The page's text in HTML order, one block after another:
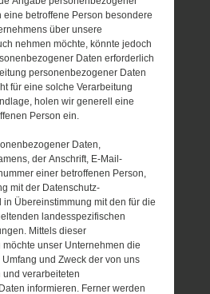
eine betroffene Person besondere
über unsere
nehmen möchte, könnte jedoch
Daten erforderlich
personenbezogener Daten
für eine solche Verarbeitung
holen wir generell eine
Person ein.
Daten,
der Anschrift, E-Mail-
einer betroffenen Person,
mit der Datenschutz-
Übereinstimmung mit den für die
landesspezifischen
Mittels dieser
unser Unternehmen die
und Zweck der von uns
verarbeiteten
informieren. Ferner werden